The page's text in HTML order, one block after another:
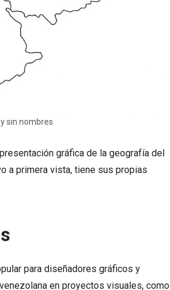
sin nombres
gráfica de la geografía del
a primera vista, tiene sus propias
para diseñadores gráficos y
en proyectos visuales, como